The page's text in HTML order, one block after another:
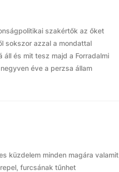
szakértők az őket
sokszor azzal a mondattal
áll és mit tesz majd a Forradalmi
éve a perzsa állam
küzdelem minden magára valamit
furcsának tűnhet